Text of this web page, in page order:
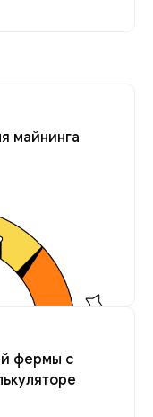
майнинга
фермы с